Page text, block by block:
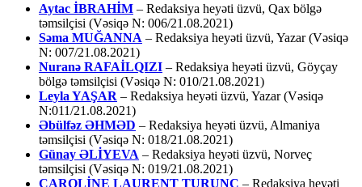
Aytac İBRAHİM – Redaksiya heyəti üzvü, Qax bölgə
təmsilçisi (Vəsiqə N: 006/21.08.2021)
Səma MUĞANNA – Redaksiya heyəti üzvü, Yazar (Vəsiqə
N: 007/21.08.2021)
Nuranə RAFAİLQIZI – Redaksiya heyəti üzvü, Göyçay
bölgə təmsilçisi (Vəsiqə N: 010/21.08.2021)
Leyla YAŞAR – Redaksiya heyəti üzvü, Yazar (Vəsiqə
N:011/21.08.2021)
Əbülfəz ƏHMƏD – Redaksiya heyəti üzvü, Almaniya
təmsilçisi (Vəsiqə N: 018/21.08.2021)
Günay ƏLİYEVA – Redaksiya heyəti üzvü, Norveç
təmsilçisi (Vəsiqə N: 019/21.08.2021)
CAROLİNE LAURENT TURUNC – Redaksiya heyəti